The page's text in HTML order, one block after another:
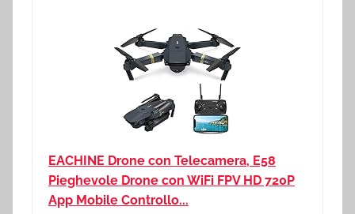
EACHINE Drone con Telecamera, E58
Pieghevole Drone con WiFi FPV HD 720P
App Mobile Controllo...